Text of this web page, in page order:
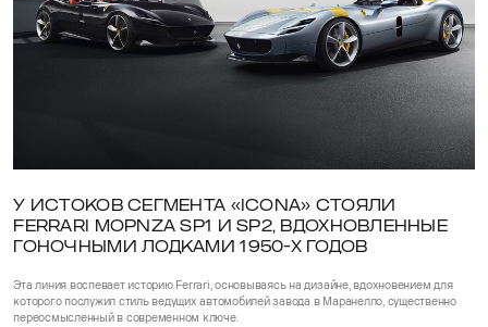
У ИСТОКОВ СЕГМЕНТА «ICONA» СТОЯЛИ
FERRARI MOPNZA SP1 И SP2, ВДОХНОВЛЕННЫЕ
ГОНОЧНЫМИ ЛОДКАМИ 1950-Х ГОДОВ
Эта линия воспевает историю Ferrari, основываясь на дизайне, вдохновением для
которого послужил стиль ведущих автомобилей завода в Маранелло, существенно
переосмысленный в современном ключе.